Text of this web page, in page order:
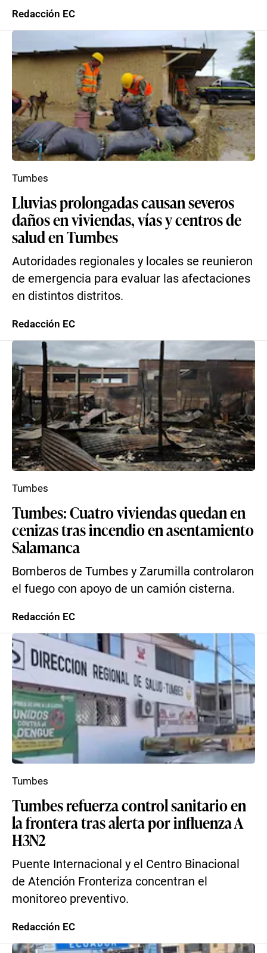
Redacción EC
Lluvias prolongadas causan severos
daños en viviendas, vías y centros de
salud en Tumbes
Autoridades regionales y locales se reunieron
de emergencia para evaluar las afectaciones
en distintos distritos.
Tumbes
Redacción EC
Tumbes: Cuatro viviendas quedan en
cenizas tras incendio en asentamiento
Salamanca
Bomberos de Tumbes y Zarumilla controlaron
el fuego con apoyo de un camión cisterna.
Tumbes
Redacción EC
Tumbes refuerza control sanitario en
la frontera tras alerta por influenza A
H3N2
Puente Internacional y el Centro Binacional
de Atención Fronteriza concentran el
monitoreo preventivo.
Tumbes
Redacción EC